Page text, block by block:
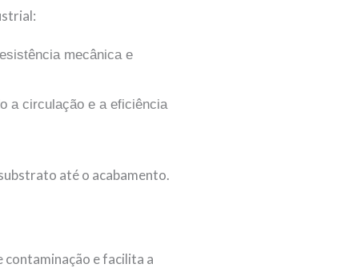
mecânica e
a circulação e a eficiência
até o acabamento.
contaminação e facilita a